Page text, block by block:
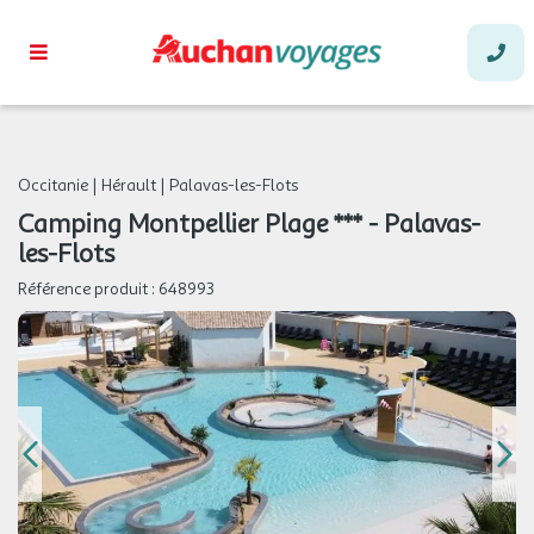
Occitanie | Hérault | Palavas-les-Flots
Camping Montpellier Plage *** - Palavas-
les-Flots
Référence produit : 648993